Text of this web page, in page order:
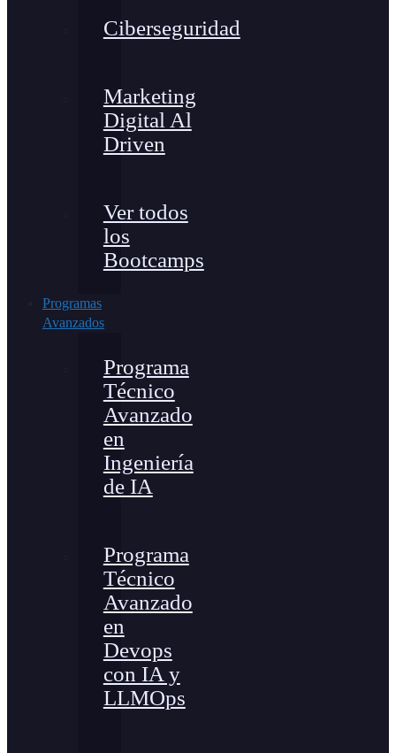
Ciberseguridad
Marketing
Digital Al
Driven
Ver todos
los
Bootcamps
Programas
Avanzados
Programa
Técnico
Avanzado
en
Ingeniería
de IA
Programa
Técnico
Avanzado
en
Devops
con IA y
LLMOps